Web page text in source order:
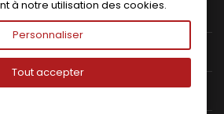


à notre utilisation des cookies.
Personnaliser
Tout accepter